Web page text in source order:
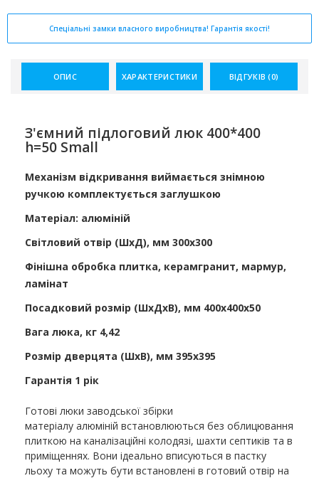
Спеціальні замки власного виробництва! Гарантія якості!
ОПИС ХАРАКТЕРИСТИКИ ВІДГУКІВ (0)
З'ємний підлоговий люк 400*400
h=50 Small
Механізм відкривання виймається знімною
ручкою комплектується заглушкою
Матеріал: алюміній
Світловий отвір (ШхД), мм 300х300
Фінішна обробка плитка, керамгранит, мармур,
ламінат
Посадковий розмір (ШхДхВ), мм 400х400х50
Вага люка, кг 4,42
Розмір дверцята (ШхВ), мм 395х395
Гарантія 1 рік
Готові люки заводської збірки
матеріалу алюміній встановлюються без облицювання
плиткою на каналізаційні колодязі, шахти септиків та в
приміщеннях. Вони ідеально вписуються в пастку
льоху та можуть бути встановлені в готовий отвір на